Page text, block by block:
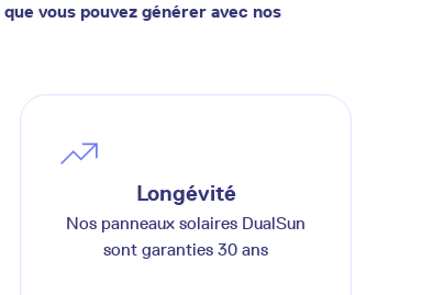
vous pouvez générer avec nos
Longévité
Nos panneaux solaires DualSun
sont garanties 30 ans